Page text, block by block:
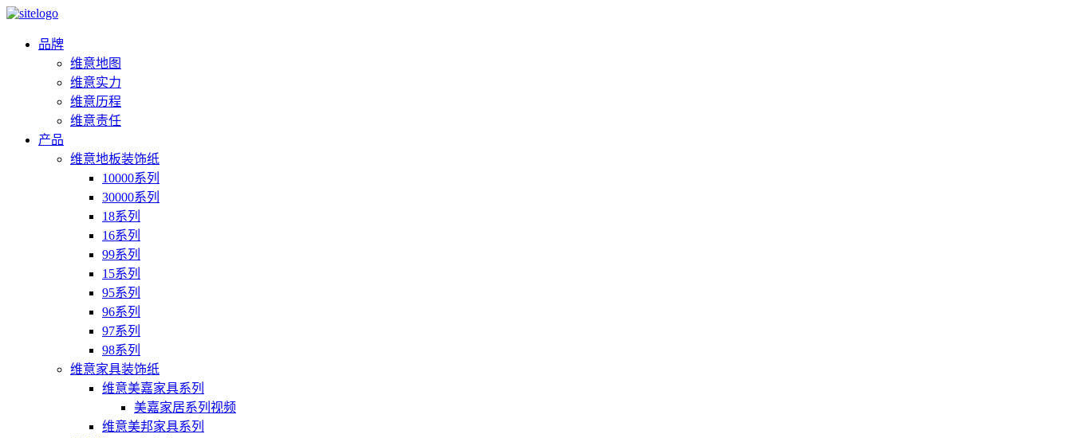
品牌
维意地图
维意实力
维意历程
维意责任
产品
维意地板装饰纸
10000系列
30000系列
18系列
16系列
99系列
15系列
95系列
96系列
97系列
98系列
维意家具装饰纸
维意美嘉家具系列
美嘉家居系列视频
维意美邦家具系列